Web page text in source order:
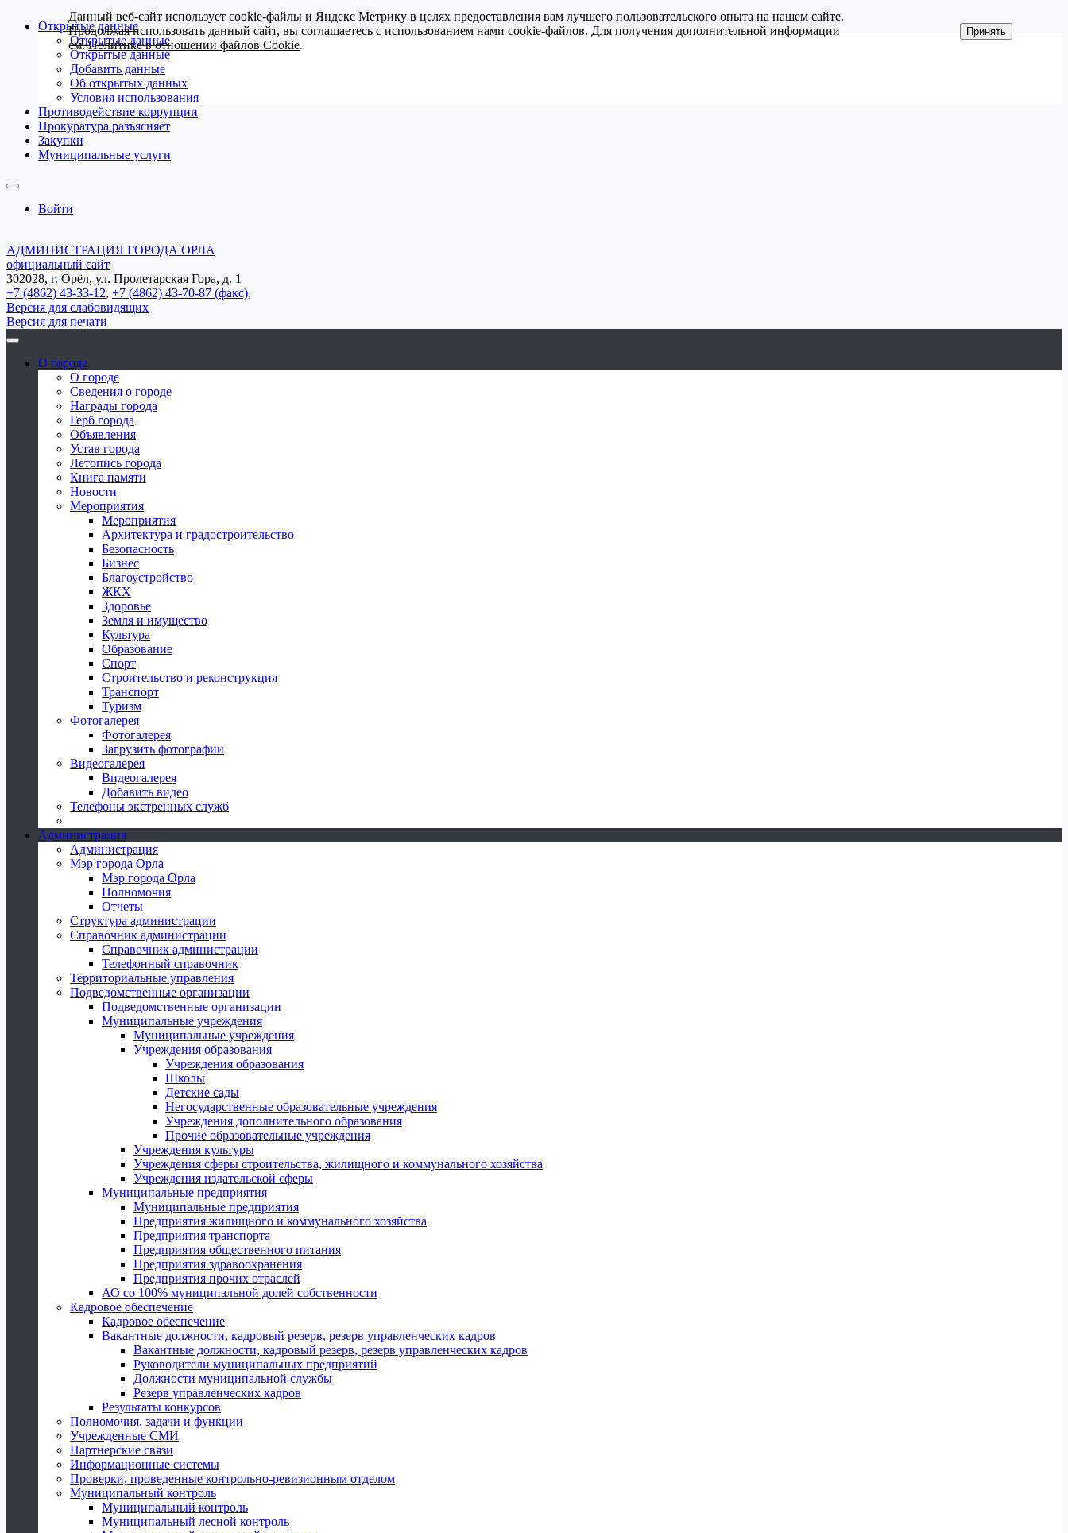
Открытые данные
Открытые данные
Открытые данные
Добавить данные
Об открытых данных
Условия использования
Противодействие коррупции
Прокуратура разъясняет
Закупки
Муниципальные услуги
Войти
АДМИНИСТРАЦИЯ ГОРОДА ОРЛА
официальный сайт
302028, г. Орёл, ул. Пролетарская Гора, д. 1
+7 (4862) 43-33-12, +7 (4862) 43-70-87 (факс),
Версия для слабовидящих
Версия для печати
О городе
О городе
Сведения о городе
Награды города
Герб города
Объявления
Устав города
Летопись города
Книга памяти
Новости
Мероприятия
Мероприятия
Архитектура и градостроительство
Безопасность
Бизнес
Благоустройство
ЖКХ
Здоровье
Земля и имущество
Культура
Образование
Спорт
Строительство и реконструкция
Транспорт
Туризм
Фотогалерея
Фотогалерея
Загрузить фотографии
Видеогалерея
Видеогалерея
Добавить видео
Телефоны экстренных служб
Администрация
Администрация
Мэр города Орла
Мэр города Орла
Полномочия
Отчеты
Структура администрации
Справочник администрации
Справочник администрации
Телефонный справочник
Территориальные управления
Подведомственные организации
Подведомственные организации
Муниципальные учреждения
Муниципальные учреждения
Учреждения образования
Учреждения образования
Школы
Детские сады
Негосударственные образовательные учреждения
Учреждения дополнительного образования
Прочие образовательные учреждения
Учреждения культуры
Учреждения сферы строительства, жилищного и коммунального хозяйства
Учреждения издательской сферы
Муниципальные предприятия
Муниципальные предприятия
Предприятия жилищного и коммунального хозяйства
Предприятия транспорта
Предприятия общественного питания
Предприятия здравоохранения
Предприятия прочих отраслей
АО со 100% муниципальной долей собственности
Кадровое обеспечение
Кадровое обеспечение
Вакантные должности, кадровый резерв, резерв управленческих кадров
Вакантные должности, кадровый резерв, резерв управленческих кадров
Руководители муниципальных предприятий
Должности муниципальной службы
Резерв управленческих кадров
Результаты конкурсов
Полномочия, задачи и функции
Учрежденные СМИ
Партнерские связи
Информационные системы
Проверки, проведенные контрольно-ревизионным отделом
Муниципальный контроль
Муниципальный контроль
Муниципальный лесной контроль
Данный веб-сайт использует cookie-файлы и Яндекс Метрику в целях предоставления вам лучшего пользовательского опыта на нашем сайте.
Продолжая использовать данный сайт, вы соглашаетесь с использованием нами cookie-файлов. Для получения дополнительной информации
см.Политике в отношении файлов Cookie.
Принять